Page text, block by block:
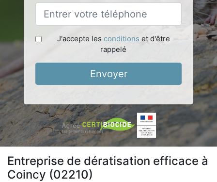
J'accepte les conditions et d'être
rappelé
Envoyer
Entreprise de dératisation efficace à
Coincy (02210)